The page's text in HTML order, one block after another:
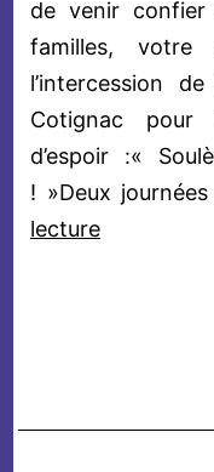
de venir
familles,
l’intercession
Cotignac pour
d’espoir :«
! »Deux
lectureFestivités